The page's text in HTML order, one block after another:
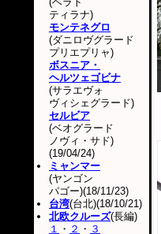
ティラナ)
モンテネグロ
(ダニロヴグラード
プリエプリャ)
ボスニア・
ヘルツェゴビナ
(サラエヴォ
ヴィシェグラード)
セルビア
(ベオグラード
ノヴィ・サド)
(19/04/24)
ミャンマー
(ヤンゴン
パゴー)(18/11/23)
台湾(台北)(18/10/21)
北欧クルーズ(長編)
１ ・ ２ ・ ３